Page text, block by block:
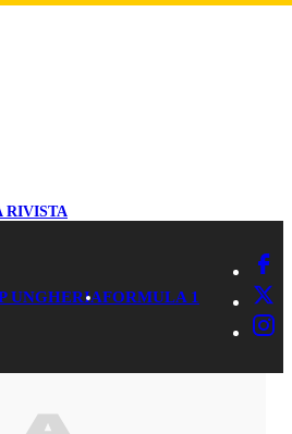
RIVISTA
UNGHERIAFORMULA 1